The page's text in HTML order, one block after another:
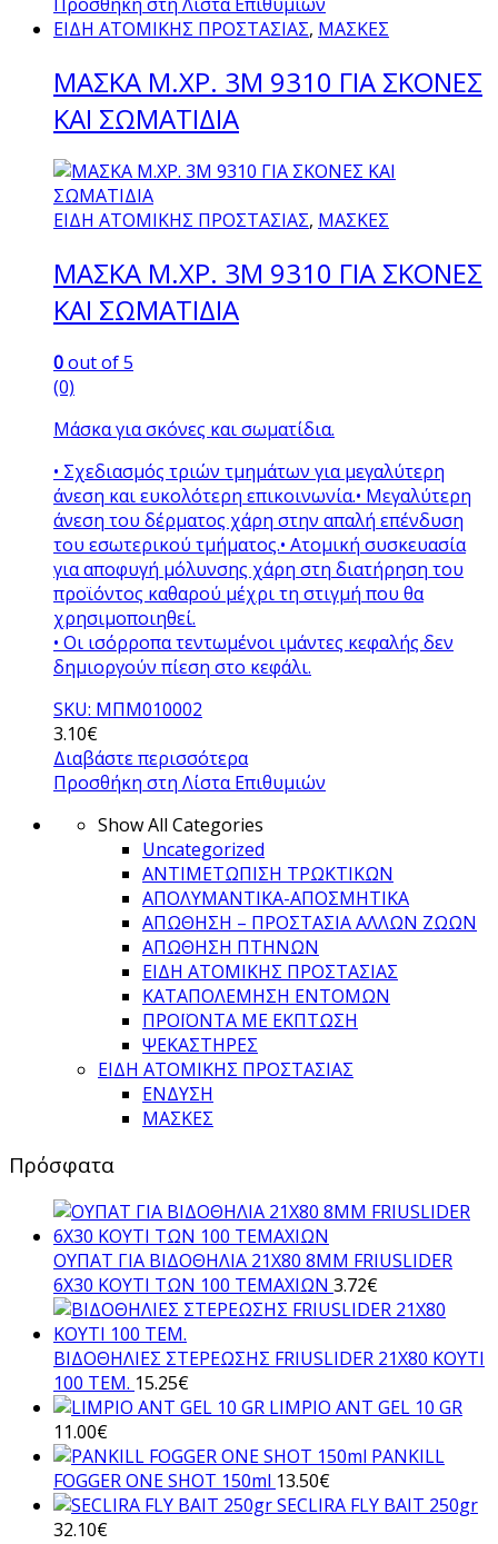
ΕΙΔΗ ΑΤΟΜΙΚΗΣ ΠΡΟΣΤΑΣΙΑΣ, ΜΑΣΚΕΣ
ΜΑΣΚΑ Μ.ΧΡ. 3Μ 9310 ΓΙΑ ΣΚΟΝΕΣ
ΚΑΙ ΣΩΜΑΤΙΔΙΑ
ΕΙΔΗ ΑΤΟΜΙΚΗΣ ΠΡΟΣΤΑΣΙΑΣ, ΜΑΣΚΕΣ
ΜΑΣΚΑ Μ.ΧΡ. 3Μ 9310 ΓΙΑ ΣΚΟΝΕΣ
ΚΑΙ ΣΩΜΑΤΙΔΙΑ
0out of 5
(0)
Μάσκα για σκόνες και σωματίδια.
• Σχεδιασμός τριών τμημάτων για μεγαλύτερη
άνεση και ευκολότερη επικοινωνία.• Μεγαλύτερη
άνεση του δέρματος χάρη στην απαλή επένδυση
του εσωτερικού τμήματος.• Ατομική συσκευασία
για αποφυγή μόλυνσης χάρη στη διατήρηση του
προϊόντος καθαρού μέχρι τη στιγμή που θα
χρησιμοποιηθεί.
• Οι ισόρροπα τεντωμένοι ιμάντες κεφαλής δεν
δημιοργούν πίεση στο κεφάλι.
SKU: ΜΠΜ010002
3.10€
Διαβάστε περισσότερα
Προσθήκη στη Λίστα Επιθυμιών
Show All Categories
Uncategorized
ΑΝΤΙΜΕΤΩΠΙΣΗ ΤΡΩΚΤΙΚΩΝ
ΑΠΟΛΥΜΑΝΤΙΚΑ-ΑΠΟΣΜΗΤΙΚΑ
ΑΠΩΘΗΣΗ – ΠΡΟΣΤΑΣΙΑ ΑΛΛΩΝ ΖΩΩΝ
ΑΠΩΘΗΣΗ ΠΤΗΝΩΝ
ΕΙΔΗ ΑΤΟΜΙΚΗΣ ΠΡΟΣΤΑΣΙΑΣ
ΚΑΤΑΠΟΛΕΜΗΣΗ ΕΝΤΟΜΩΝ
ΠΡΟΪΟΝΤΑ ΜΕ ΕΚΠΤΩΣΗ
ΨΕΚΑΣΤΗΡΕΣ
ΕΙΔΗ ΑΤΟΜΙΚΗΣ ΠΡΟΣΤΑΣΙΑΣ
ΕΝΔΥΣΗ
ΜΑΣΚΕΣ
Πρόσφατα
ΟΥΠΑΤ ΓΙΑ ΒΙΔΟΘΗΛΙΑ 21Χ80 8ΜΜ FRIUSLIDER
6X30 ΚΟΥΤΙ ΤΩΝ 100 ΤΕΜΑΧΙΩΝ 3.72€
ΒΙΔΟΘΗΛΙΕΣ ΣΤΕΡΕΩΣΗΣ FRIUSLIDER 21X80 KOYTI
100 TEM. 15.25€
LIMPIO ANT GEL 10 GR
11.00€
PANKILL
FOGGER ONE SHOT 150ml 13.50€
SECLIRA FLY BAIT 250gr
32.10€